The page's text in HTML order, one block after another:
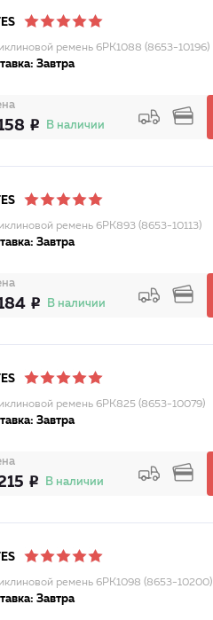
ремень 6PK1088 (8653-10196)
Завтра
В наличии
ремень 6PK893 (8653-10113)
Завтра
В наличии
ремень 6PK825 (8653-10079)
Завтра
В наличии
ремень 6PK1098 (8653-10200)
Завтра